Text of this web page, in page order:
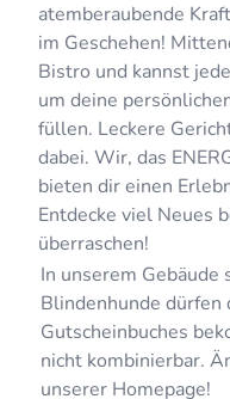
atemberaubende
im Geschehen!
Bistro und kannst
um deine
füllen. Leckere
dabei. Wir, das
bieten dir einen
Entdecke viel Neues
überraschen!
In unserem
Blindenhunde dürfen
Gutscheinbuches
nicht kombinierbar.
unserer Homepage!